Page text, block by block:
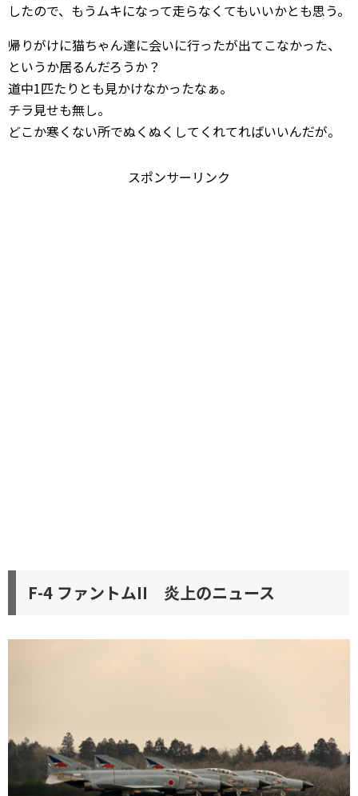
したので、もうムキになって走らなくてもいいかとも思う。
帰りがけに猫ちゃん達に会いに行ったが出てこなかった、
というか居るんだろうか？
道中1匹たりとも見かけなかったなぁ。
チラ見せも無し。
どこか寒くない所でぬくぬくしてくれてればいいんだが。
スポンサーリンク
F-4 ファントムII 炎上のニュース